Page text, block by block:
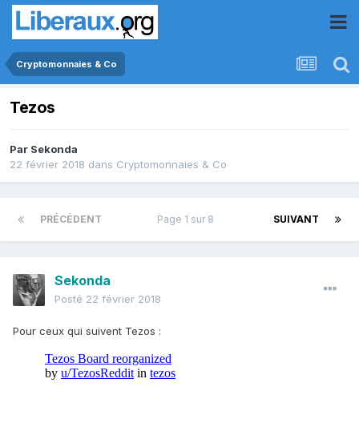
Cryptomonnaies & Co
Tezos
Par Sekonda
22 février 2018 dans Cryptomonnaies & Co
PRÉCÉDENT SUIVANT
Page 1 sur 8
Sekonda
Posté 22 février 2018
Pour ceux qui suivent Tezos :